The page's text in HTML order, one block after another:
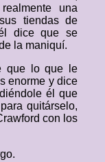
una
tiendas de
dice que se
la maniquí.
que lo que le
enorme y dice
él que
quitárselo,
con los